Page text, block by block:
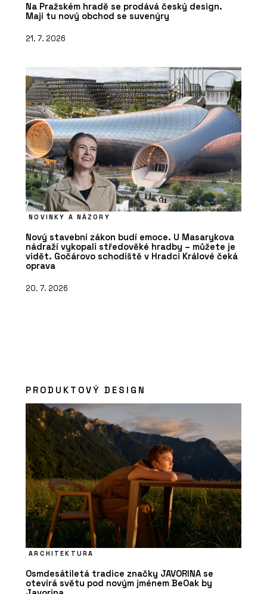
Na Pražském hradě se prodává český design.
Mají tu nový obchod se suvenýry
21. 7. 2026
NOVINKY A NÁZORY
Nový stavební zákon budí emoce. U Masarykova
nádraží vykopali středověké hradby – můžete je
vidět. Gočárovo schodiště v Hradci Králové čeká
oprava
20. 7. 2026
PRODUKTOVÝ DESIGN
ARCHITEKTURA
Osmdesátiletá tradice značky JAVORINA se
otevírá světu pod novým jménem BeOak by